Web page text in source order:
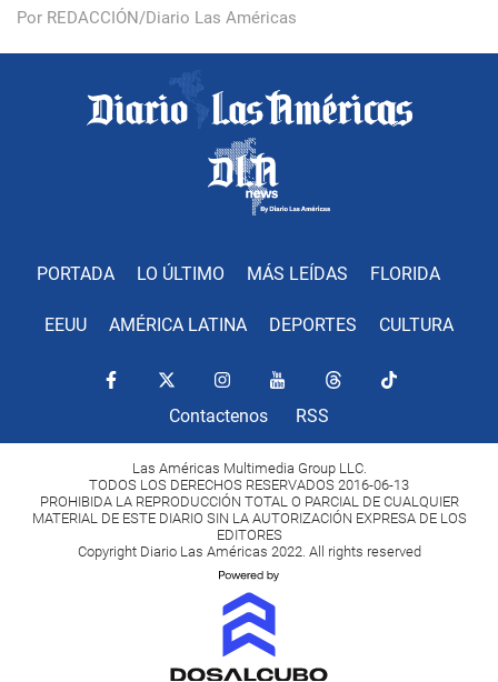
Por REDACCIÓN/Diario Las Américas
PORTADA LO ÚLTIMO MÁS LEÍDAS FLORIDA
EEUU AMÉRICA LATINA DEPORTES CULTURA
Contactenos RSS
Las Américas Multimedia Group LLC.
TODOS LOS DERECHOS RESERVADOS 2016-06-13
PROHIBIDA LA REPRODUCCIÓN TOTAL O PARCIAL DE CUALQUIER
MATERIAL DE ESTE DIARIO SIN LA AUTORIZACIÓN EXPRESA DE LOS
EDITORES
Copyright Diario Las Américas 2022. All rights reserved